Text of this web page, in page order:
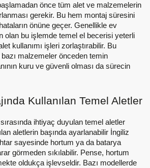
önce tüm alet ve malzemelerin
gerekir. Bu hem montaj süresini
önüne geçer. Genellikle ev
olan bu işlemde temel el becerisi yeterli
kullanımı işleri zorlaştırabilir. Bu
bazı malzemeler önceden temin
kuru ve güvenli olması da sürecin
Kullanılan Temel Aletler
sırasında ihtiyaç duyulan temel aletler
aletlerin başında ayarlanabilir İngiliz
sayesinde hortum ya da batarya
görmeden sıkılabilir. Pense, hortum
oldukça işlevseldir. Bazı modellerde